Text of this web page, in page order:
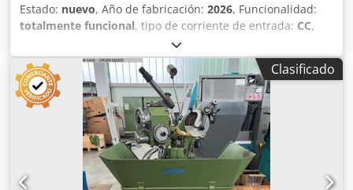
Estado: nuevo, Año de fabricación: 2026, Funcionalidad:
totalmente funcional, tipo de corriente de entrada: CC,
, longitud total:
490 mm, tensión de entrada:230 V, diámetro de disco
rectificador:100 mm, peso total: 51 kg, frecuencia de
entrada:
50 Hz , duración de la garantía: 12 meses
potencia:
0,375 kW (0,51 CV), velocidad del cabezal (máx.):
, Para rectificar fresas de grabado de HSS y
metal duro, así como fresas con uno o más labios de
diversas formas, tales como fresas de radio o fresas de
ángulo cónico negativo. El cabezal de indexado universal
Clasificado